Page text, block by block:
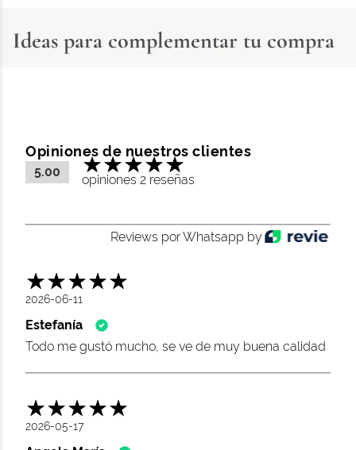
Ideas para complementar tu compra
Opiniones de nuestros clientes
5.00
opiniones 2 reseñas
Reviews por Whatsapp by
2026-06-11
Estefanía
Todo me gustó mucho, se ve de muy buena calidad
2026-05-17